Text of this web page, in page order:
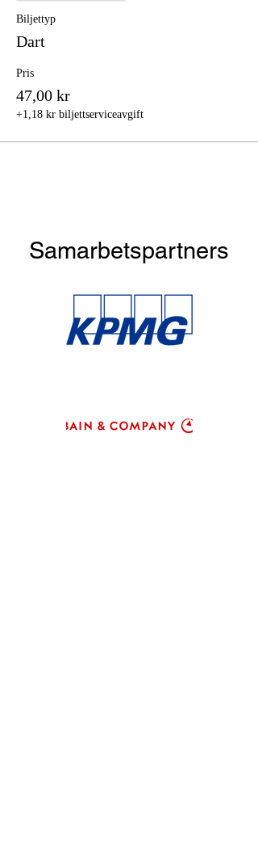
Biljettyp
Dart
Pris
47,00 kr
+1,18 kr biljettserviceavgift
Samarbetspartners